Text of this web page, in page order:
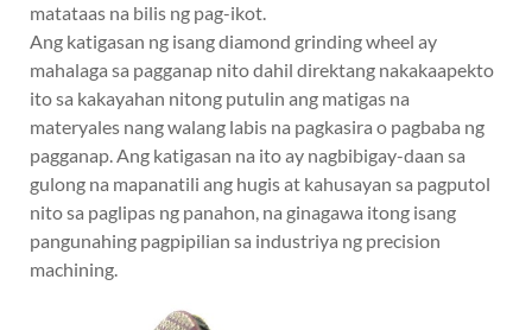
matataas na bilis ng pag-ikot.
Ang katigasan ng isang diamond grinding wheel ay
mahalaga sa pagganap nito dahil direktang nakakaapekto
ito sa kakayahan nitong putulin ang matigas na
materyales nang walang labis na pagkasira o pagbaba ng
pagganap. Ang katigasan na ito ay nagbibigay-daan sa
gulong na mapanatili ang hugis at kahusayan sa pagputol
nito sa paglipas ng panahon, na ginagawa itong isang
pangunahing pagpipilian sa industriya ng precision
machining.